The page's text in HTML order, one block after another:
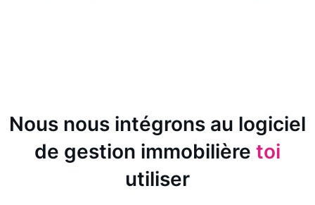
Nous nous intégrons au logiciel
de gestion immobilière toi
utiliser